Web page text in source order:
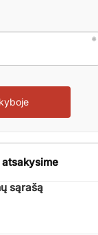
sąrašą